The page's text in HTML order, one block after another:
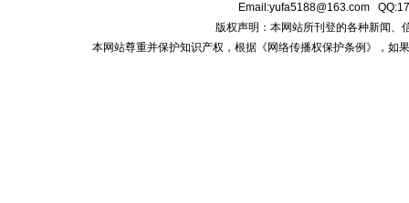
Email:yufa5188@163.com
版权声明：本网站所刊登的各种新闻、
本网站尊重并保护知识产权，根据《网络传播权保护条例》，如